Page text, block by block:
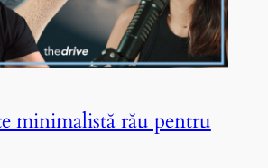
minimalistă rău pentru